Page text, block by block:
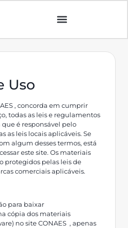
Uso
, concorda em cumprir
todas as leis e regulamentos
é responsável pelo
as leis locais aplicáveis. Se
algum desses termos, está
este site. Os materiais
protegidos pelas leis de
comerciais aplicáveis.
para baixar
cópia dos materiais
no site CONAES , apenas